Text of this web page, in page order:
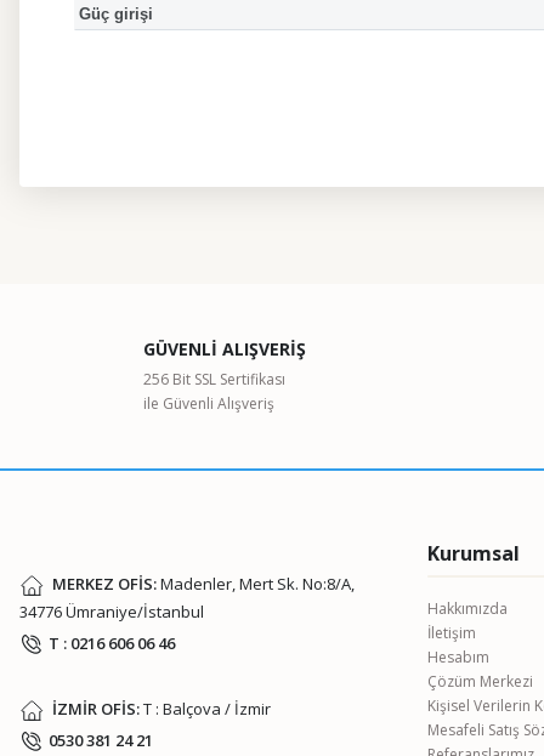
Güç girişi
Ürün açıklamasında eksik bilgiler bulunuyor.
Ürün bilgilerinde hatalar bulunuyor.
GÜVENLİ ALIŞVERİŞ
256 Bit SSL Sertifikası
ile Güvenli Alışveriş
MERKEZ OFİS:Madenler, Mert Sk. No:8/A,
34776 Ümraniye/İstanbul
T : 0216 606 06 46
İZMİR OFİS:T : Balçova / İzmir
0530 381 24 21
Kurumsal
Hakkımızda
İletişim
Hesabım
Çözüm Merkezi
Kişisel Verilerin
Mesafeli Satış